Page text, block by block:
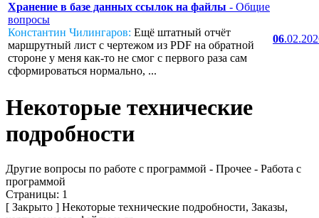
Хранение в базе данных ссылок на файлы - Общие
вопросы
Константин Чилингаров: Ещё штатный отчёт
маршрутный лист с чертежом из PDF на обратной
стороне у меня как-то не смог с первого раза сам
сформироваться нормально, ...
06
Некоторые технические
подробности
Другие вопросы по работе с программой - Прочее - Работа с
программой
Страницы: 1
[ Закрыто ] Некоторые технические подробности, Заказы,